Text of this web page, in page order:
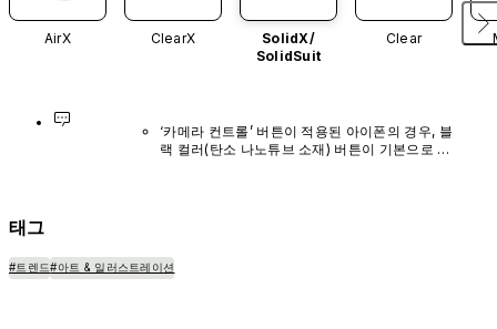
AirX ClearX
SolidX/
SolidSuit
Clear
‘카메라 컨트롤’ 버튼이 적용된 아이폰의 경우, 블
랙 컬러(탄소 나노튜브 소재) 버튼이 기본으로 장
태그
#트렌드#아트 & 일러스트레이션